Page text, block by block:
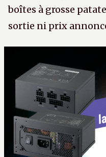
boîtes à grosse
sortie ni prix